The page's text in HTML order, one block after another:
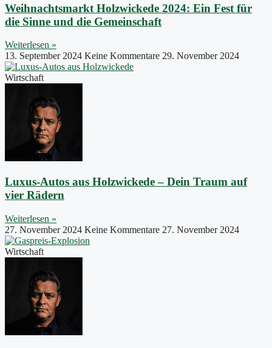
Weihnachtsmarkt Holzwickede 2024: Ein Fest für
die Sinne und die Gemeinschaft
Weiterlesen »
13. September 2024 Keine Kommentare 29. November 2024
Wirtschaft
Luxus-Autos aus Holzwickede – Dein Traum auf
vier Rädern
Weiterlesen »
27. November 2024 Keine Kommentare 27. November 2024
Wirtschaft